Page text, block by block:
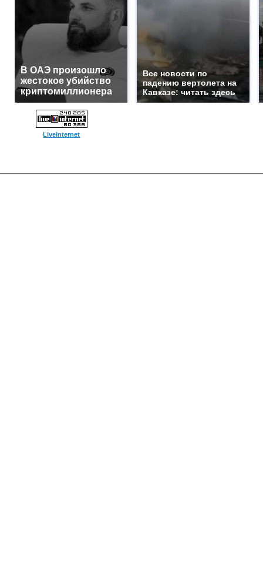
В ОАЭ произошло
жестокое убийство
криптомиллионера
Все новости по
падению вертолета на
Кавказе: читать здесь
LiveInternet